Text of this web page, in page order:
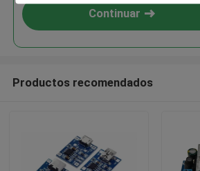
Continuar
Productos recomendados